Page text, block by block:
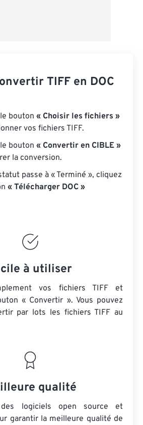
TIFF en DOC
bouton « Choisir les fichiers »
vos fichiers TIFF.
bouton « Convertir en CIBLE »
la conversion.
passe à « Terminé », cliquez
« Télécharger DOC »
à utiliser
vos fichiers TIFF et
« Convertir ». Vous pouvez
par lots les fichiers TIFF au
qualité
logiciels open source et
garantir la meilleure qualité de